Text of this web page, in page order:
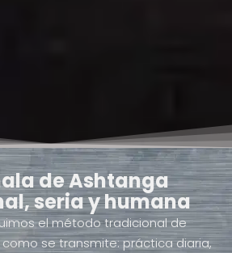
de Ashtanga
seria y humana
el método tradicional de
se transmite: práctica diaria,